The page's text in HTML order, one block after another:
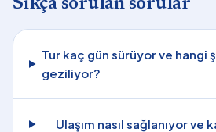
Sıkça sorulan sorular
Tur kaç gün sürüyor ve hangi
geziliyor?
Ulaşım nasıl sağlanıyor ve